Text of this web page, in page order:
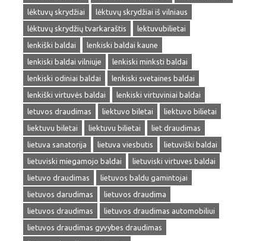
lėktuvų skrydžiai
lėktuvų skrydžiai iš vilniaus
lėktuvų skrydžių tvarkaraštis
lektuvubilietai
lenkiški baldai
lenkiski baldai kaune
lenkiski baldai vilniuje
lenkiski minksti baldai
lenkiski odiniai baldai
lenkiski svetaines baldai
lenkiški virtuvės baldai
lenkiski virtuviniai baldai
letuvos draudimas
liektuvo biletai
liektuvo bilietai
liektuvu biletai
liektuvu bilietai
liet draudimas
lietuva sanatorija
lietuva viesbutis
lietuviški baldai
lietuviski miegamojo baldai
lietuviski virtuves baldai
lietuvo draudimas
lietuvos baldu gamintojai
lietuvos darudimas
lietuvos draudima
lietuvos draudimas
lietuvos draudimas automobiliui
lietuvos draudimas gyvybes draudimas